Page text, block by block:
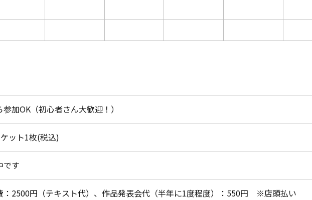
加OK（初心者さん大歓迎！）
ット1枚(税込)
です
：2500円（テキスト代）、作品発表会代（半年に1度程度）：550円 ※店頭払い